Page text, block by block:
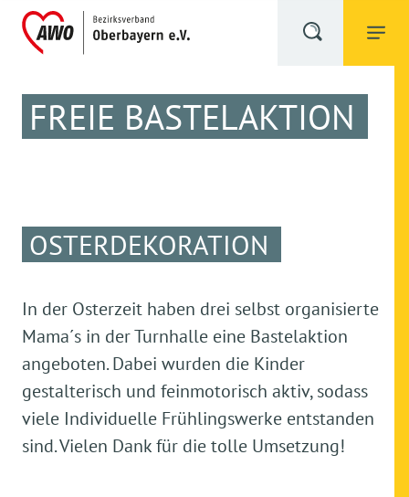
FREIE BASTELAKTION
OSTERDEKORATION
In der Osterzeit haben drei selbst organisierte
Mama´s in der Turnhalle eine Bastelaktion
angeboten. Dabei wurden die Kinder
gestalterisch und feinmotorisch aktiv, sodass
viele Individuelle Frühlingswerke entstanden
sind. Vielen Dank für die tolle Umsetzung!